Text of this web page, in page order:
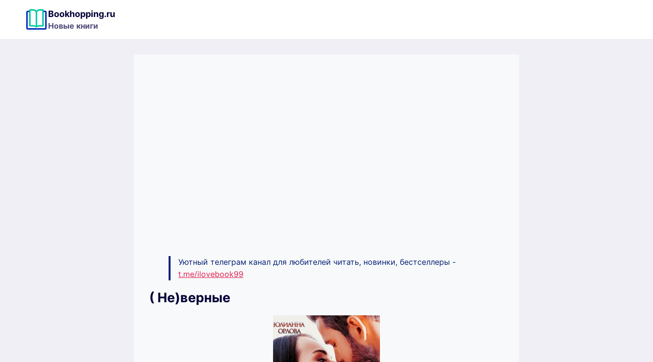
содержимому
Bookhopping.ru
Новые книги
Уютный телеграм канал для любителей читать, новинки, бестселлеры -
t.me/ilovebook99
( Не)верные